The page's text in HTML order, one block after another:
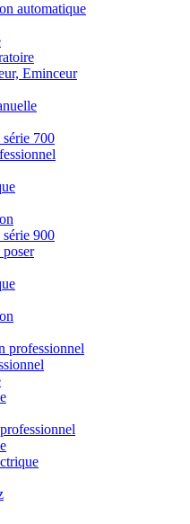
automatique
Eminceur
700
900
poser
professionnel